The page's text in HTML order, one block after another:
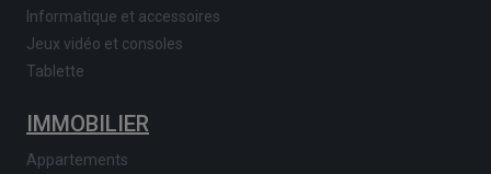
Informatique et accessoires
Jeux vidéo et consoles
Tablette
IMMOBILIER
Appartements